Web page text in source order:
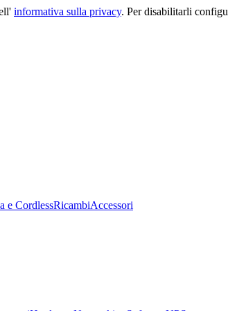
informativa sulla privacy. Per disabilitarli
e CordlessRicambiAccessori